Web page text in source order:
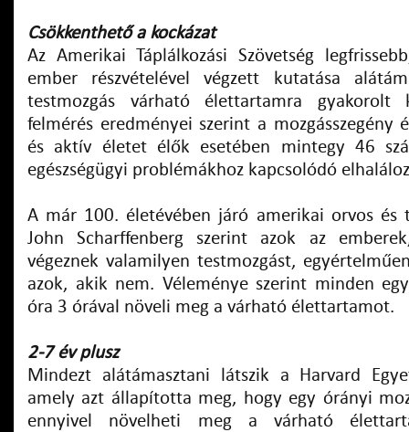
Csökkenthető a kockázat
Az Amerikai Táplálkozási Szövetség
ember részvételével végzett kutatása
testmozgás várható élettartamra gyakorolt
felmérés eredményei szerint a mozgásszegény
és aktív életet élők esetében mintegy 46
egészségügyi problémákhoz kapcsolódó
A már 100. életévében járó amerikai orvos és
John Scharffenberg szerint azok az
végeznek valamilyen testmozgást,
azok, akik nem. Véleménye szerint minden
óra 3 órával növeli meg a várható élettartamot.
2-7 év plusz
Mindezt alátámasztani látszik a Harvard
amely azt állapította meg, hogy egy órányi
ennyivel növelheti meg a várható